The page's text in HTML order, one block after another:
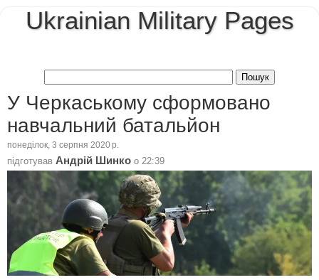
Ukrainian Military Pages
У Черкаському сформовано
навчальний батальйон
понеділок, 3 серпня 2020 р.
підготував Андрій Шинко о 22:39